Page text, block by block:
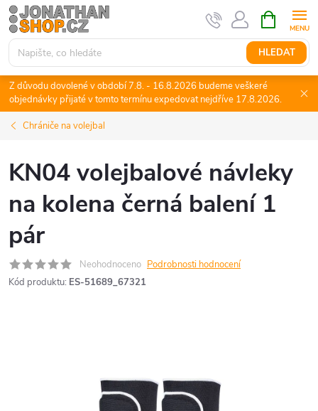
Přejít
na
obsah
HLEDAT
NÁKUPNÍ
KOŠÍK
Z důvodu dovolené v období 7.8. - 16.8.2026 budeme veškeré
objednávky přijaté v tomto termínu expedovat nejdříve 17.8.2026.
Chrániče na volejbal
KN04 volejbalové návleky
na kolena černá balení 1
pár
Neohodnoceno Podrobnosti hodnocení
Kód produktu: ES-51689_67321